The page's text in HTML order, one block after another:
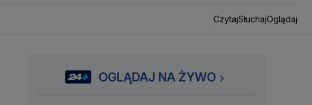
CzytajSłuchajOglądaj
OGLĄDAJ NA ŻYWO